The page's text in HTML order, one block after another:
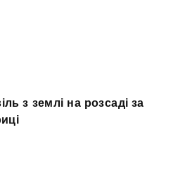
з землі на розсаді за